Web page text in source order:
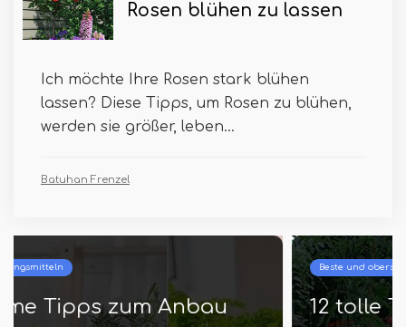
Rosen blühen zu lassen
Ich möchte Ihre Rosen stark blühen
lassen? Diese Tipps, um Rosen zu blühen,
werden sie größer, leben...
Batuhan Frenzel
Beste und oberste Gartenarbeit
12 tolle Tipps zum Starten eines